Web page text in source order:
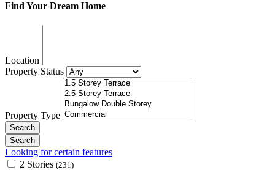
Find Your Dream Home
Location
Property Status
Property Type
Looking for certain features
2 Stories (231)